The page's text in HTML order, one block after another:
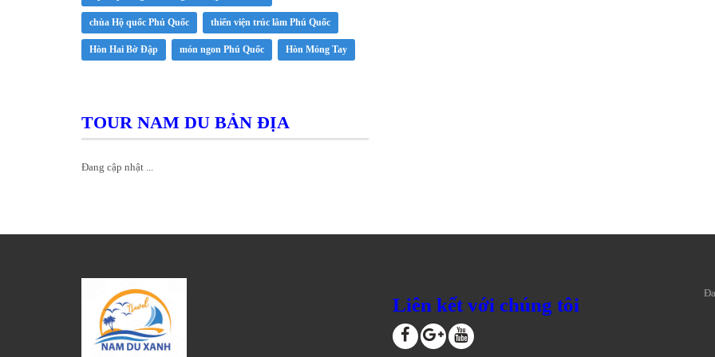
chùa Hộ quốc Phú Quốc thiển viện trúc lâm Phú Quốc
Hòn Hai Bờ Đập món ngon Phú Quốc Hòn Móng Tay
TOUR NAM DU BẢN ĐỊA
Đang cập nhật ...
Liên kết với chúng tôi